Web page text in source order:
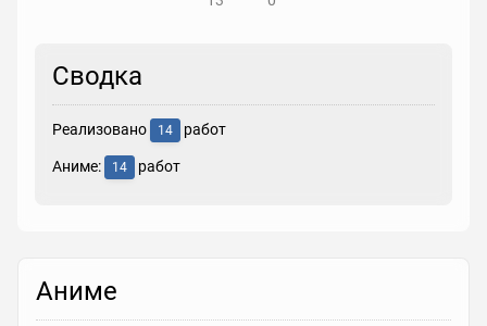
Сводка
Реализовано 14 работ
Аниме: 14 работ
Аниме